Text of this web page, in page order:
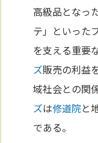
高級品となっ
テ」といった
を支える重要
ズ販売の利益
域社会との関
ズは修道院と
である。